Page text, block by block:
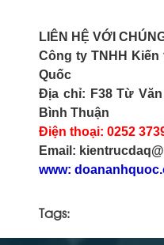
LIÊN HỆ VỚI
Công ty TNHH
Quốc
Địa chỉ: F38 Từ
Bình Thuận
Điện thoại: 0252
Email:
www:
Tags: